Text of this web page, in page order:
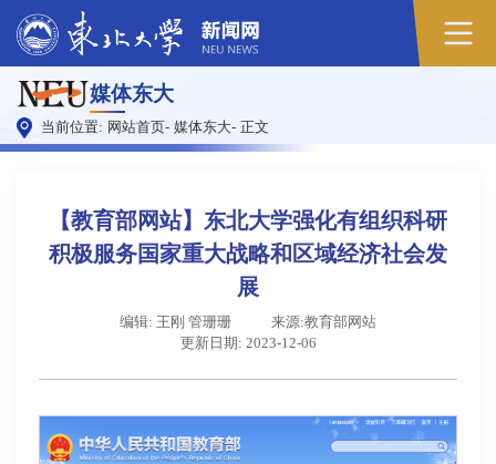
媒体东大
当前位置: 网站首页- 媒体东大- 正文
【教育部网站】东北大学强化有组织科研
积极服务国家重大战略和区域经济社会发
展
编辑: 王刚 管珊珊
来源:教育部网站
更新日期: 2023-12-06
原